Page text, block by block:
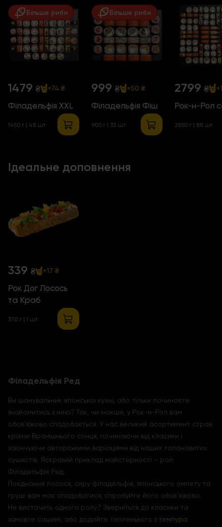
Більше риби
1479 ₴ +74 ₴
Філадельфія ХХL
1450 г | 48 шт
Більше риби
999 ₴ +50 ₴
Філадельфія Фіш
900 г | 32 шт
2799 ₴
Рок-н-Рол
2850 г | 88 шт
Ідеальне доповнення
339 ₴ +17 ₴
Рок Дог Лосось
та Краб
370 г | 1 шт
Філадельфія Ред
Ви шанувальник японської кухні, або тільки починаєте
знайомитись з нею? Так, чи інакше, у Рок-н-Рол вам
обов'язково сподобається. У нас великий асортимент страв
країни Вранішнього сонця, починаючи від класики і
закінчуючи авторськими варіаціями від наших талановитих
сушистів. Яскравий приклад майстерності – рол
Філадельфія Ред.
Поєднання лосося, сиру філадельфія, японського омлету та
груші вам має сподобатися, спробуйте його обов'язково.
Не вистачить одного ролу? Зверніться до класики та
замовте сашимі, або додайте тепленького з темпура